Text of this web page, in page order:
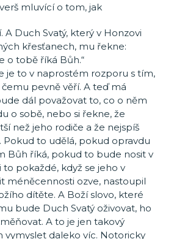
mluvící o tom, jak
A Duch Svatý, který v Honzovi
křesťanech, mu řekne:
o tobě říká Bůh.“
je to v naprostém rozporu s tím,
pevně věří. A teď má
dál považovat to, co o něm
o sobě, nebo si řekne, že
než jeho rodiče a že nejspíš
to udělá, pokud opravdu
Bůh říká, pokud to bude nosit v
pokaždé, když se jeho v
méněcennosti ozve, nastoupil
dítěte. A Boží slovo, které
bude Duch Svatý oživovat, ho
A to je jen takový
vymyslet daleko víc. Notoricky